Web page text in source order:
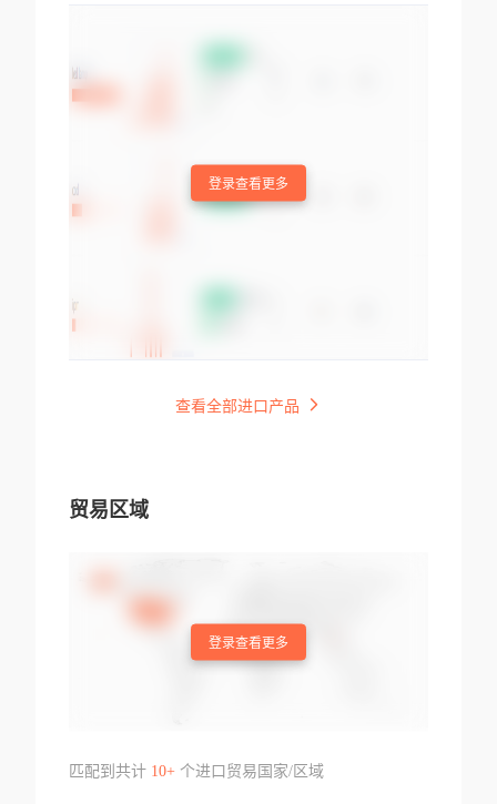
登录查看更多
查看全部进口产品
贸易区域
登录查看更多
匹配到共计 10+个进口贸易国家/区域